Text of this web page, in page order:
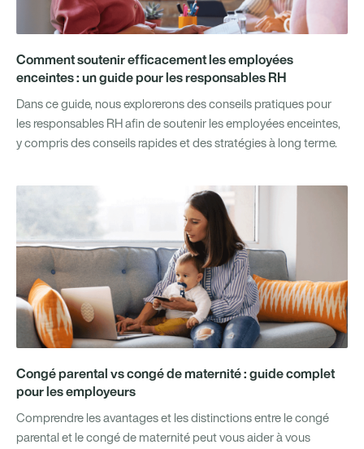
Comment soutenir efficacement les employées
enceintes : un guide pour les responsables RH
Dans ce guide, nous explorerons des conseils pratiques pour
les responsables RH afin de soutenir les employées enceintes,
y compris des conseils rapides et des stratégies à long terme.
Congé parental vs congé de maternité : guide complet
pour les employeurs
Comprendre les avantages et les distinctions entre le congé
parental et le congé de maternité peut vous aider à vous